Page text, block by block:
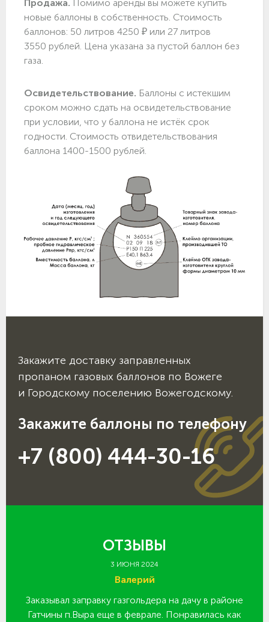
Продажа. Помимо аренды вы можете купить
новые баллоны в собственность. Стоимость
баллонов: 50 литров 4250 ₽ или 27 литров
3550 рублей. Цена указана за пустой баллон без
газа.
Освидетельствование. Баллоны с истекшим
сроком можно сдать на освидетельствование
при условии, что у баллона не истёк срок
годности. Стоимость отвидетельствования
баллона 1400-1500 рублей.
Закажите доставку заправленных
пропаном газовых баллонов по Вожеге
и Городскому поселению Вожегодскому.
Закажите баллоны по телефону
+7 (800) 444-30-16
ОТЗЫВЫ
3 ИЮНЯ 2024
Валерий
Заказывал заправку газгольдера на дачу в районе
Гатчины п.Выра еще в феврале. Понравилась как